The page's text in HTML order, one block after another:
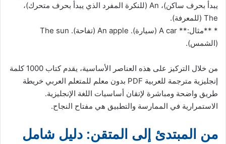
يبدأ بحرف ساكن)، An (للنكرة المفرد الذي يبدأ بحرف متحرك)،
The (للمعرفة).
* **مثال:** A car (سيارة). An apple (تفاحة). The sun
(الشمس).
من خلال التركيز على هذه العناصر الأساسية، يقدم كتاب 1000 كلمة
إنجليزية مترجمة للعربية PDF بدون معلم للمتعلم العربي خريطة
طريق واضحة ومباشرة لإتقان أساسيات اللغة الإنجليزية.
الاستمرارية في الممارسة والتطبيق هي مفتاح النجاح.
من المبتدئ إلى المتقن: دليل شامل